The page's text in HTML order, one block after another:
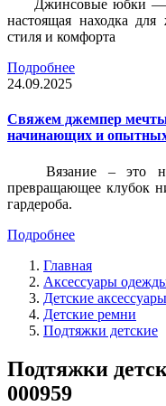
Джинсовые юбки —
настоящая находка
стиля и комфорта
Подробнее
24.09.2025
Свяжем джемпер
начинающих и
Вязание – это
превращающее клубок
гардероба.
Подробнее
Главная
Аксессуары
Детские аксессуары
Детские ремни
Подтяжки детские
Подтяжки
000959